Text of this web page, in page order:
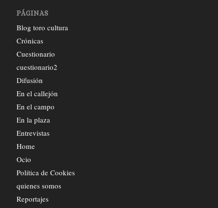
PÁGINAS
Blog toro cultura
Crónicas
Cuestionario
cuestionario2
Difusión
En el callejón
En el campo
En la plaza
Entrevistas
Home
Ocio
Política de Cookies
quienes somos
Reportajes